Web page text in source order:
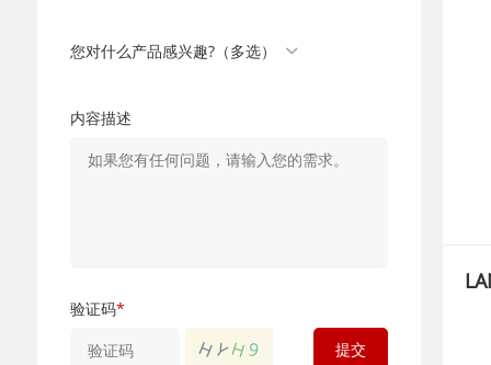
您对什么产品感兴趣?（多选）
内容描述
验证码*
HYH9 提交